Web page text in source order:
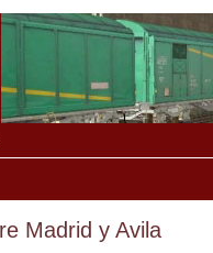
Madrid y Avila